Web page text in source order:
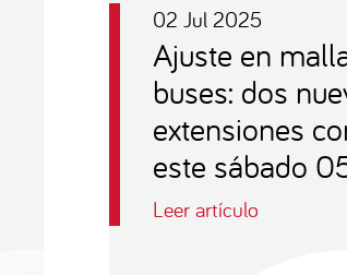
02 Jul 2025
Ajuste en
buses: dos
extensiones
este sábado
Leer artículo